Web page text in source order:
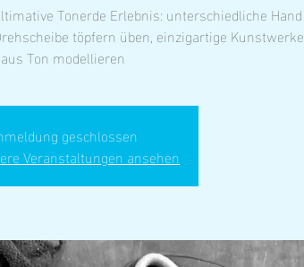
Tonerde Erlebnis: unterschiedliche Hand
töpfern üben, einzigartige Kunstwerke
aus Ton modellieren
geschlossen
Veranstaltungen ansehen